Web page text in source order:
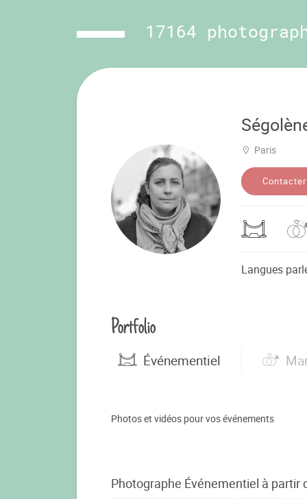
17164
Paris
Contacter
Langues
Portfolio
Événementiel
Photos et vidéos pour vos événements
Photographe Événementiel à partir